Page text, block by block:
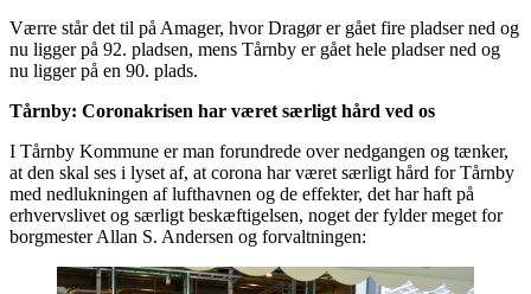
Værre står det til på Amager, hvor Dragør er gået fire pladser ned og
nu ligger på 92. pladsen, mens Tårnby er gået hele pladser ned og
nu ligger på en 90. plads.
Tårnby: Coronakrisen har været særligt hård ved os
I Tårnby Kommune er man forundrede over nedgangen og tænker,
at den skal ses i lyset af, at corona har været særligt hård for Tårnby
med nedlukningen af lufthavnen og de effekter, det har haft på
erhvervslivet og særligt beskæftigelsen, noget der fylder meget for
borgmester Allan S. Andersen og forvaltningen: